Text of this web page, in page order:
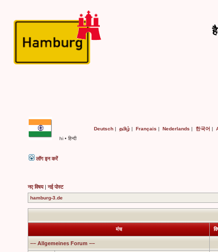
hi • हिन्दी
Deutsch | தமிழ் | Français | Nederlands | 한국어 |
लॉग इन करें
नए विषय|नई पोस्ट
hamburg-3.de
मंच
–– Allgemeines Forum ––